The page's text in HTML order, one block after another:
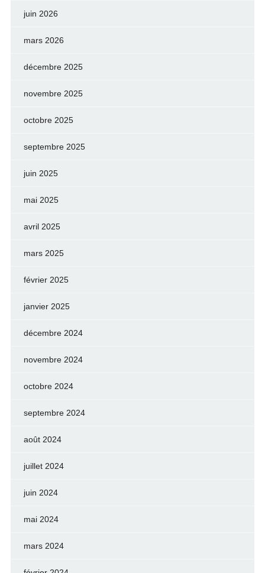
juin 2026
mars 2026
décembre 2025
novembre 2025
octobre 2025
septembre 2025
juin 2025
mai 2025
avril 2025
mars 2025
février 2025
janvier 2025
décembre 2024
novembre 2024
octobre 2024
septembre 2024
août 2024
juillet 2024
juin 2024
mai 2024
mars 2024